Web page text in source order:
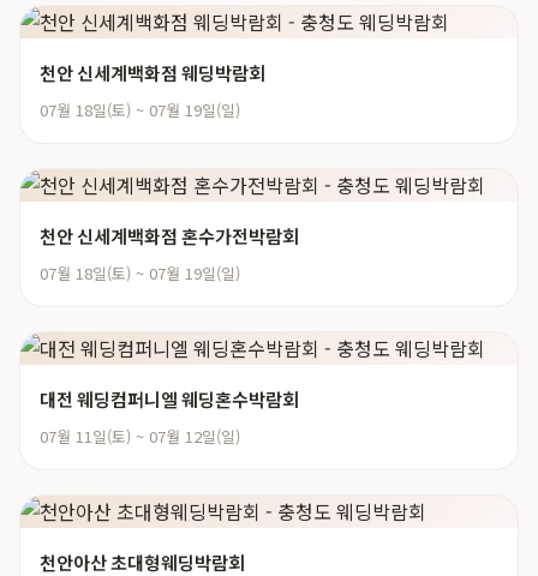
천안 신세계백화점 웨딩박람회
07월 18일(토) ~ 07월 19일(일)
천안 신세계백화점 혼수가전박람회
07월 18일(토) ~ 07월 19일(일)
대전 웨딩컴퍼니엘 웨딩혼수박람회
07월 11일(토) ~ 07월 12일(일)
천안아산 초대형웨딩박람회